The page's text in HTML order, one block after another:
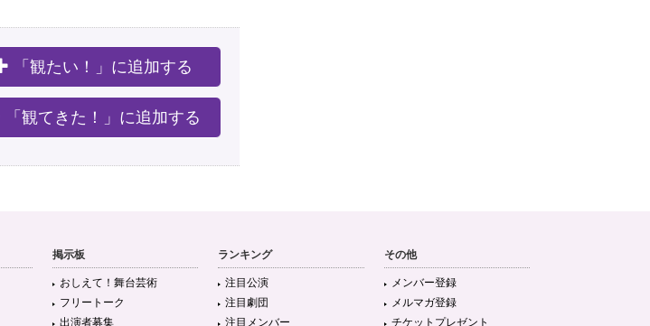
「観たい！」に追加する
「観てきた！」に追加する
掲示板
おしえて！舞台芸術
フリートーク
出演者募集
ランキング
注目公演
注目劇団
注目メンバー
その他
メンバー登録
メルマガ登録
チケットプレゼント